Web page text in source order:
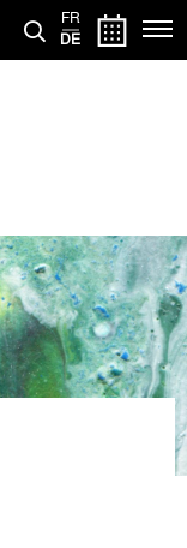
FR
DE